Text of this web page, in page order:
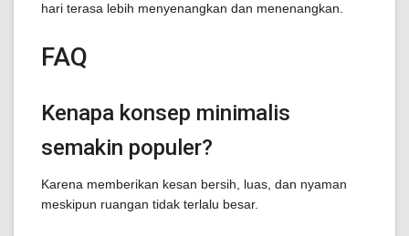
hari terasa lebih menyenangkan dan menenangkan.
FAQ
Kenapa konsep minimalis
semakin populer?
Karena memberikan kesan bersih, luas, dan nyaman
meskipun ruangan tidak terlalu besar.